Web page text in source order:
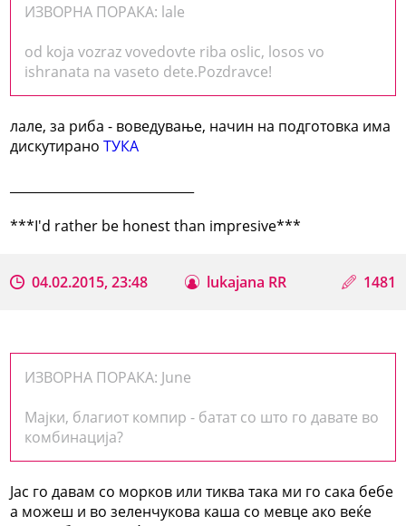
ИЗВОРНА ПОРАКА: lale
od koja vozraz vovedovte riba oslic, losos vo
ishranata na vaseto dete.Pozdravce!
лале, за риба - воведување, начин на подготовка има
дискутираноТУКА
***I'd rather be honest than impresive***
04.02.2015, 23:48 lukajana RR 1481
ИЗВОРНА ПОРАКА: June
Мајки, благиот компир - батат со што го давате во
комбинација?
Јас го давам со морков или тиква така ми го сака бебе
а можеш и во зеленчукова каша со мевце ако веќе